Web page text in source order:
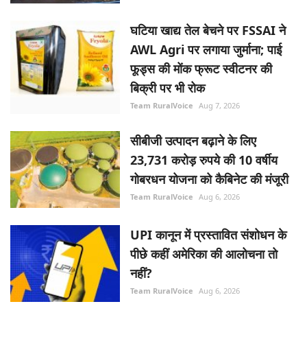
घटिया खाद्य तेल बेचने पर FSSAI ने
AWL Agri पर लगाया जुर्माना; पाई
फूड्स की मोंक फ्रूट स्वीटनर की
बिक्री पर भी रोक
Team RuralVoice Aug 7, 2026
सीबीजी उत्पादन बढ़ाने के लिए
23,731 करोड़ रुपये की 10 वर्षीय
गोबरधन योजना को कैबिनेट की मंजूरी
Team RuralVoice Aug 6, 2026
UPI कानून में प्रस्तावित संशोधन के
पीछे कहीं अमेरिका की आलोचना तो
नहीं?
Team RuralVoice Aug 6, 2026